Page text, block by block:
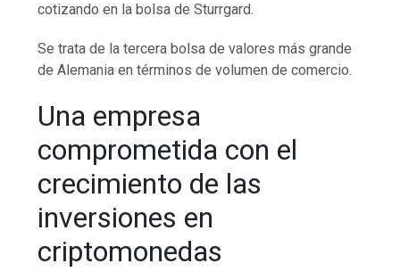
cotizando en la bolsa de Sturrgard.
Se trata de la tercera bolsa de valores más grande
de Alemania en términos de volumen de comercio.
Una empresa
comprometida con el
crecimiento de las
inversiones en
criptomonedas